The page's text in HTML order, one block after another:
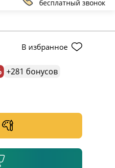
бесплатный звонок
В избранное
+281 бонусов